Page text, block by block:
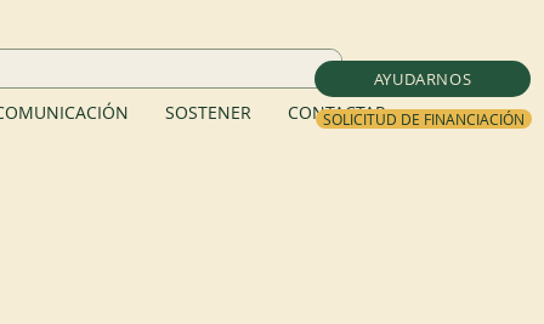
AYUDARNOS
SOLICITUD DE FINANCIACIÓN
SOSTENER CONTACTAR